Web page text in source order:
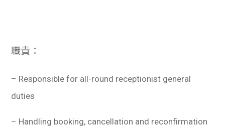
職責：
– Responsible for all-round receptionist general
duties
– Handling booking, cancellation and reconfirmation